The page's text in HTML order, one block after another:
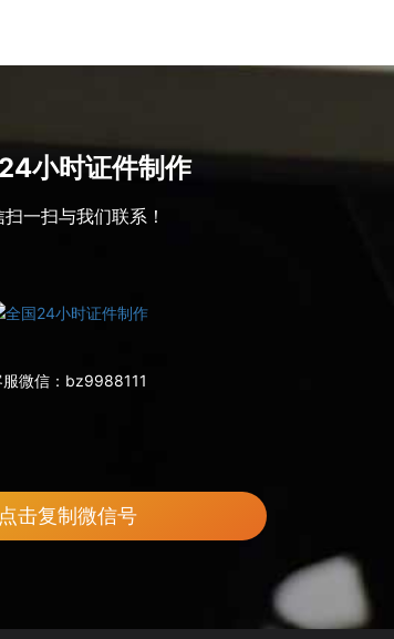
小时证件制作
一扫与我们联系！
微信： bz9988111
点击复制微信号